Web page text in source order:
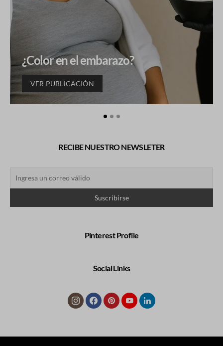
¿Color en el embarazo?
VER PUBLICACIÓN
RECIBE NUESTRO NEWSLETER
Pinterest Profile
Social Links